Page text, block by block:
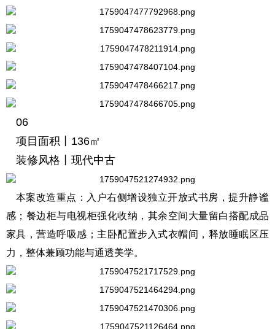
06
项目面积丨136㎡
装修风格丨现代中古
本案改造重点：入户右侧增设独立开放式书房，提升静谧
感；餐边柜与电视柜强化收纳，其余空间大量留白搭配成品
家具，营造呼吸感；主卧配置步入式衣帽间，释放睡眠区压
力，整体兼顾功能与通透美学。